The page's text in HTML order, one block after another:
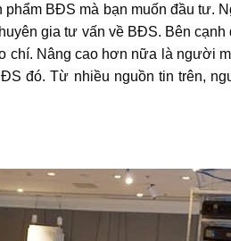
phẩm BĐS mà bạn muốn đầu tư.
gia tư vấn về BĐS. Bên
Nâng cao hơn nữa là người
đó. Từ nhiều nguồn tin trên,